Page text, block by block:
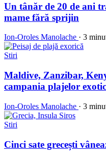
Un tânăr de 20 de ani
mame fără sprijin
Ion-Oroles Manolache · 3
Stiri
Maldive, Zanzibar,
campania plajelor
Ion-Oroles Manolache · 3
Stiri
Cinci sate grecești